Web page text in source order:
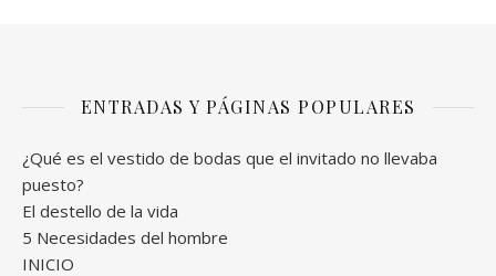
ENTRADAS Y PÁGINAS POPULARES
¿Qué es el vestido de bodas que el invitado no llevaba
puesto?
El destello de la vida
5 Necesidades del hombre
INICIO